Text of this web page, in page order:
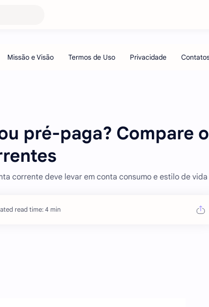
pré-paga? Compare o
corrente deve levar em conta consumo e estilo de vida
read time: 4 min